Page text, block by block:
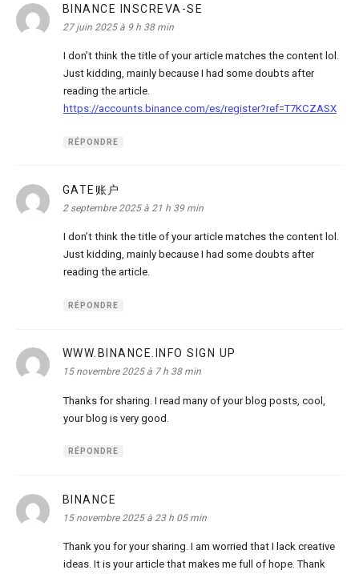
BINANCE INSCREVA-SE
27 juin 2025 à 9 h 38 min
I don’t think the title of your article matches the content lol.
Just kidding, mainly because I had some doubts after
reading the article.
https://accounts.binance.com/es/register?ref=T7KCZASX
RÉPONDRE
GATE账户
2 septembre 2025 à 21 h 39 min
I don’t think the title of your article matches the content lol.
Just kidding, mainly because I had some doubts after
reading the article.
RÉPONDRE
WWW.BINANCE.INFO SIGN UP
15 novembre 2025 à 7 h 38 min
Thanks for sharing. I read many of your blog posts, cool,
your blog is very good.
RÉPONDRE
BINANCE
15 novembre 2025 à 23 h 05 min
Thank you for your sharing. I am worried that I lack creative
ideas. It is your article that makes me full of hope. Thank